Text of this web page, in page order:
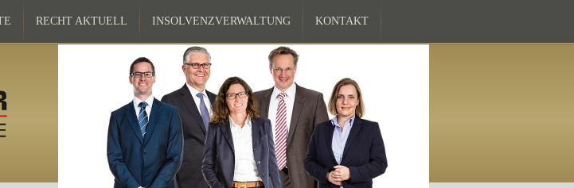
RECHT AKTUELL INSOLVENZVERWALTUNG KONTAKT